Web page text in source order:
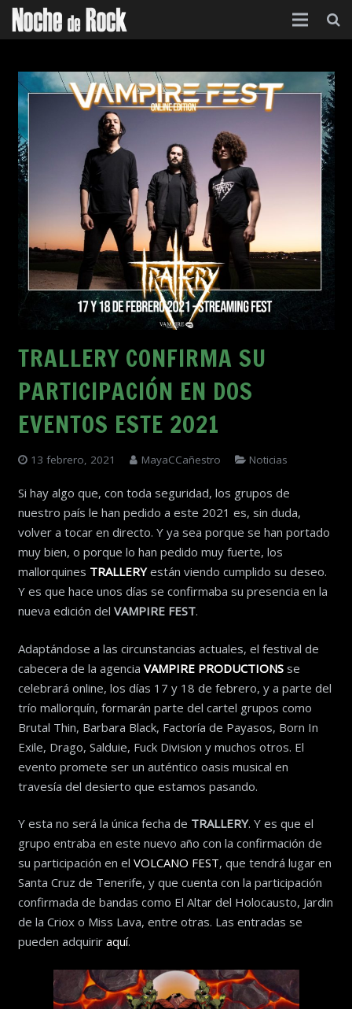
Categorías
Agenda
Foro
Acerca de
TRALLERY CONFIRMA SU
PARTICIPACIÓN EN DOS
EVENTOS ESTE 2021
13 febrero, 2021 MayaCCañestro Noticias
Si hay algo que, con toda seguridad, los grupos de
nuestro país le han pedido a este 2021 es, sin duda,
volver a tocar en directo. Y ya sea porque se han portado
muy bien, o porque lo han pedido muy fuerte, los
mallorquines TRALLERYestán viendo cumplido su deseo.
Y es que hace unos días se confirmaba su presencia en la
nueva edición del VAMPIRE FEST.
Adaptándose a las circunstancias actuales, el festival de
cabecera de la agencia VAMPIRE PRODUCTIONSse
celebrará online, los días 17 y 18 de febrero, y a parte del
trío mallorquín, formarán parte del cartel grupos como
Brutal Thin, Barbara Black, Factoría de Payasos, Born In
Exile, Drago, Salduie, Fuck Division y muchos otros. El
evento promete ser un auténtico oasis musical en
travesía del desierto que estamos pasando.
Y esta no será la única fecha de TRALLERY. Y es que el
grupo entraba en este nuevo año con la confirmación de
su participación en el VOLCANO FEST, que tendrá lugar en
Santa Cruz de Tenerife, y que cuenta con la participación
confirmada de bandas como El Altar del Holocausto, Jardin
de la Criox o Miss Lava, entre otras. Las entradas se
pueden adquirir aquí.